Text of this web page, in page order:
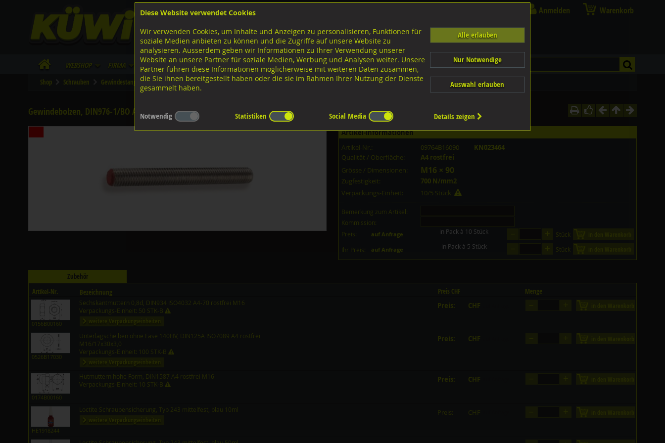
Lagerstrasse 8
Tel. 043 455 20 30
FB
IG
WebShop Firma Lieferinfo Infos/Downloads
Anmelden Warenkorb
Shop Schrauben Gewindestangen-Stifte-Federnde Druckstücke Gewindebolzen A4 rostfrei
Gewindebolzen, DIN976-1/BO A4 rostfrei M16x90
Artikel-Informationen
Artikel-Nr.:
09764B16090
KN023464
Qualität / Oberfläche:
A4 rostfrei
Grösse / Dimensionen:
M16 × 90
Zugfestigkeit:
700 N/mm2
Verpackungs-Einheit:
10/5 Stück
Bemerkung zum Artikel:
Kommission:
Preis:
auf Anfrage in Pack à 10 Stück Stück
Ihr Preis: auf Anfrage in Pack à 5 Stück Stück
Zubehör
Artikel-Nr.
Bezeichnung Preis CHF Menge
0156B00160
Sechskantmuttern 0,8d, DIN934 ISO4032 A4-70 rostfrei M16
Verpackungs-Einheit: 50 STK-B
weitere Verpackungseinheiten
Preis: CHF
0526B17030
Unterlagscheiben ohne Fase 140HV, DIN125A ISO7089 A4 rostfrei
M16/17x30x3,0
Verpackungs-Einheit: 100 STK-B
weitere Verpackungseinheiten
Preis: CHF
0174B00160
Hutmuttern hohe Form, DIN1587 A4 rostfrei M16
Verpackungs-Einheit: 10 STK-B
Preis: CHF
HE1918244
Loctite Schraubensicherung, Typ 243 mittelfest, blau 10ml
weitere Verpackungseinheiten
Preis: CHF
Diese Website verwendet Cookies
Wir verwenden Cookies, um Inhalte und Anzeigen zu personalisieren, Funktionen für
soziale Medien anbieten zu können und die Zugriffe auf unsere Website zu
analysieren. Ausserdem geben wir Informationen zu Ihrer Verwendung unserer
Website an unsere Partner für soziale Medien, Werbung und Analysen weiter. Unsere
Partner führen diese Informationen möglicherweise mit weiteren Daten zusammen,
die Sie ihnen bereitgestellt haben oder die sie im Rahmen Ihrer Nutzung der Dienste
gesammelt haben.
Alle erlauben
Nur Notwendige
Auswahl erlauben
Notwendig Statistiken Social Media Details zeigen